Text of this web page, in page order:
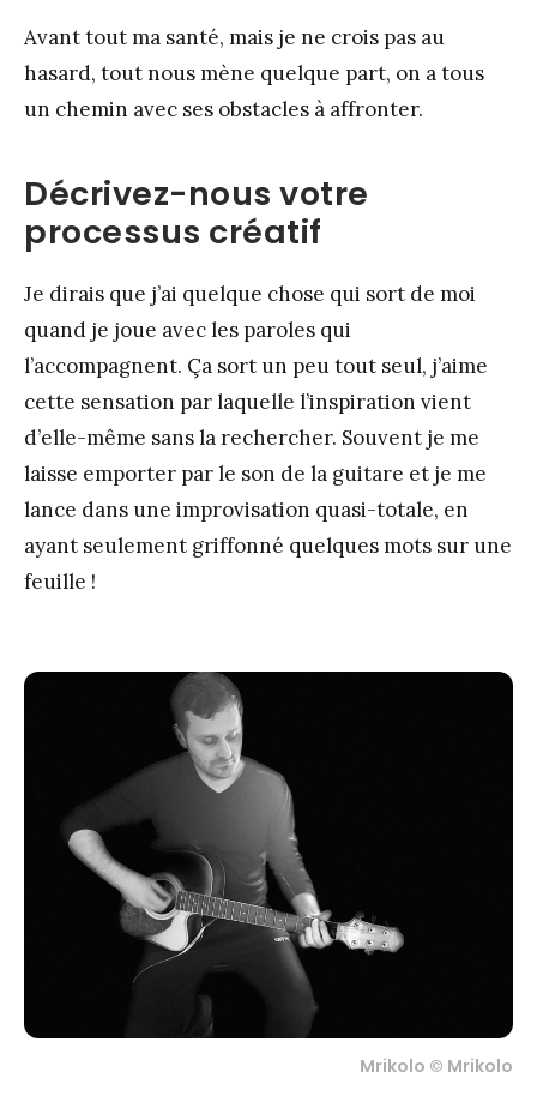
Avant tout ma santé, mais je ne crois pas au
hasard, tout nous mène quelque part, on a tous
un chemin avec ses obstacles à affronter.
Décrivez-nous votre
processus créatif
Je dirais que j’ai quelque chose qui sort de moi
quand je joue avec les paroles qui
l’accompagnent. Ça sort un peu tout seul, j’aime
cette sensation par laquelle l’inspiration vient
d’elle-même sans la rechercher. Souvent je me
laisse emporter par le son de la guitare et je me
lance dans une improvisation quasi-totale, en
ayant seulement griffonné quelques mots sur une
feuille !
Mrikolo © Mrikolo